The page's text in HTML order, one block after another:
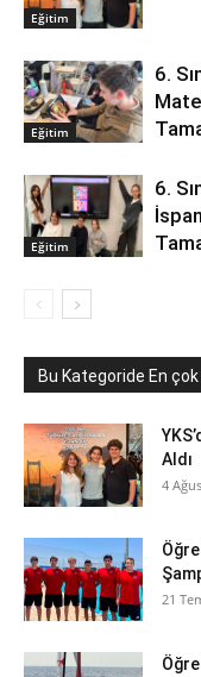
Eğitim
Eğitim
6.
Eğitim
6.
Bu Kategoride En
Aldı
4
21